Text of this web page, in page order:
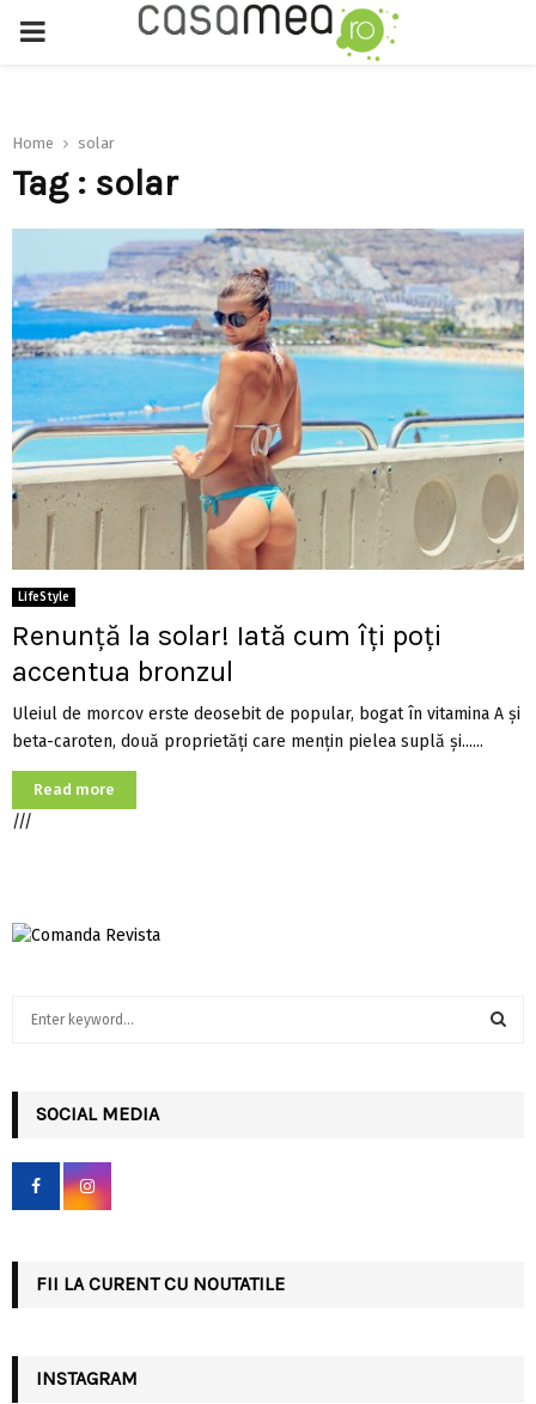
PRIMARY
Home solar
Tag : solar
LifeStyle
Renunță la solar! Iată cum îți poți
accentua bronzul
Uleiul de morcov erste deosebit de popular, bogat în vitamina A și
beta-caroten, două proprietăți care mențin pielea suplă și......
Read more
///
h
f
r
SOCIAL MEDIA
FII LA CURENT CU NOUTATILE
INSTAGRAM